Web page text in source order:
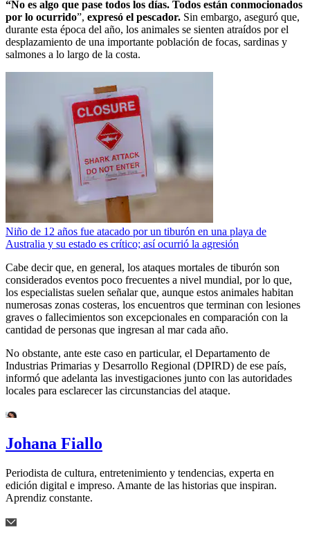
“No es algo que pase todos los días. Todos están conmocionados
por lo ocurrido”, expresó el pescador. Sin embargo, aseguró que,
durante esta época del año, los animales se sienten atraídos por el
desplazamiento de una importante población de focas, sardinas y
salmones a lo largo de la costa.
Niño de 12 años fue atacado por un tiburón en una playa de
Australia y su estado es crítico; así ocurrió la agresión
Cabe decir que, en general, los ataques mortales de tiburón son
considerados eventos poco frecuentes a nivel mundial, por lo que,
los especialistas suelen señalar que, aunque estos animales habitan
numerosas zonas costeras, los encuentros que terminan con lesiones
graves o fallecimientos son excepcionales en comparación con la
cantidad de personas que ingresan al mar cada año.
No obstante, ante este caso en particular, el Departamento de
Industrias Primarias y Desarrollo Regional (DPIRD) de ese país,
informó que adelanta las investigaciones junto con las autoridades
locales para esclarecer las circunstancias del ataque.
Johana Fiallo
Periodista de cultura, entretenimiento y tendencias, experta en
edición digital e impreso. Amante de las historias que inspiran.
Aprendiz constante.